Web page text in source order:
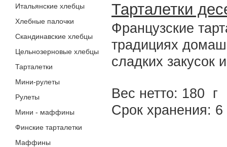
Тарталетки
Французские
традициях
сладких закусок
Вес нетто: 180 г
Срок хранения:
Итальянские хлебцы
Хлебные палочки
Скандинавские хлебцы
Цельнозерновые хлебцы
Тарталетки
Мини-рулеты
Рулеты
Мини - маффины
Финские тарталетки
Маффины